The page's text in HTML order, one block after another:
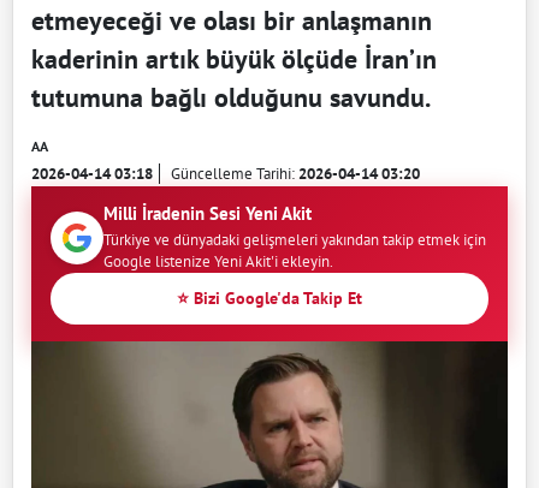
etmeyeceği ve olası bir anlaşmanın
kaderinin artık büyük ölçüde İran’ın
tutumuna bağlı olduğunu savundu.
AA
2026-04-14 03:18 Güncelleme Tarihi:2026-04-14 03:20
Milli İradenin Sesi Yeni Akit
Türkiye ve dünyadaki gelişmeleri yakından takip etmek için
Google listenize Yeni Akit'i ekleyin.
⭐ Bizi Google'da Takip Et